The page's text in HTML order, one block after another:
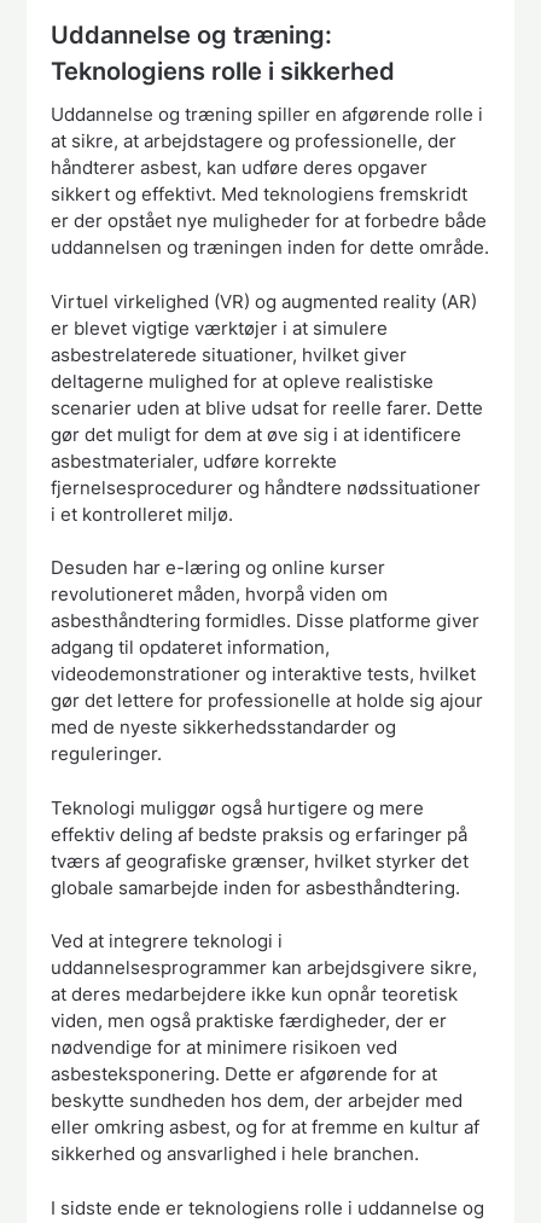
Uddannelse og træning:
Teknologiens rolle i sikkerhed
Uddannelse og træning spiller en afgørende rolle i
at sikre, at arbejdstagere og professionelle, der
håndterer asbest, kan udføre deres opgaver
sikkert og effektivt. Med teknologiens fremskridt
er der opstået nye muligheder for at forbedre både
uddannelsen og træningen inden for dette område.
Virtuel virkelighed (VR) og augmented reality (AR)
er blevet vigtige værktøjer i at simulere
asbestrelaterede situationer, hvilket giver
deltagerne mulighed for at opleve realistiske
scenarier uden at blive udsat for reelle farer. Dette
gør det muligt for dem at øve sig i at identificere
asbestmaterialer, udføre korrekte
fjernelsesprocedurer og håndtere nødssituationer
i et kontrolleret miljø.
Desuden har e-læring og online kurser
revolutioneret måden, hvorpå viden om
asbesthåndtering formidles. Disse platforme giver
adgang til opdateret information,
videodemonstrationer og interaktive tests, hvilket
gør det lettere for professionelle at holde sig ajour
med de nyeste sikkerhedsstandarder og
reguleringer.
Teknologi muliggør også hurtigere og mere
effektiv deling af bedste praksis og erfaringer på
tværs af geografiske grænser, hvilket styrker det
globale samarbejde inden for asbesthåndtering.
Ved at integrere teknologi i
uddannelsesprogrammer kan arbejdsgivere sikre,
at deres medarbejdere ikke kun opnår teoretisk
viden, men også praktiske færdigheder, der er
nødvendige for at minimere risikoen ved
asbesteksponering. Dette er afgørende for at
beskytte sundheden hos dem, der arbejder med
eller omkring asbest, og for at fremme en kultur af
sikkerhed og ansvarlighed i hele branchen.
I sidste ende er teknologiens rolle i uddannelse og